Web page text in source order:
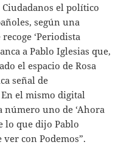
el político
según una
recoge ‘Periodista
a Pablo Iglesias que,
el espacio de Rosa
señal de
el mismo digital
número uno de ‘Ahora
lo que dijo Pablo
con Podemos”.